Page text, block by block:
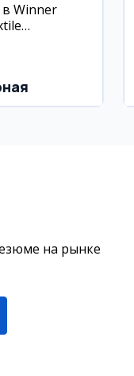
Winner
на рынке